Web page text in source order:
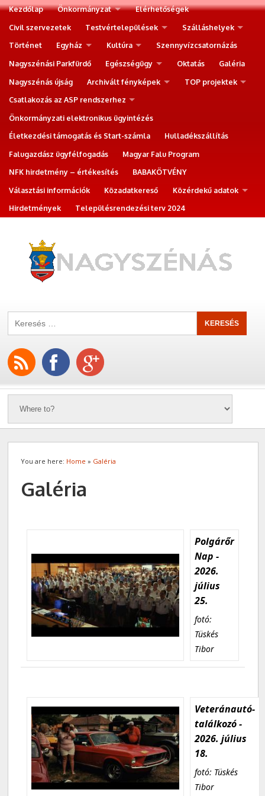
Kezdőlap Önkormányzat
Elérhetőségek
Civil szervezetek
Testvértelepülések
Szálláshelyek
Történet
Egyház Kultúra
Szennyvízcsatornázás
Nagyszénási Parkfürdő
Egészségügy Oktatás
Galéria
Nagyszénás újság
Archivált fényképek
TOP projektek
Csatlakozás az ASP rendszerhez
Önkormányzati elektronikus ügyintézés
Életkezdési támogatás és Start-számla
Hulladékszállítás
Falugazdász ügyfélfogadás
Magyar Falu Program
NFK hirdetmény – értékesítés
BABAKÖTVÉNY
Választási információk
Közadatkereső
Közérdekű adatok
Hirdetmények
Településrendezési terv 2024
You are here: Home » Galéria
Galéria
Polgárőr
Nap -
2026.
július
25.
fotó:
Tüskés
Tibor
Veteránautó-
találkozó -
2026. július
18.
fotó: Tüskés
Tibor